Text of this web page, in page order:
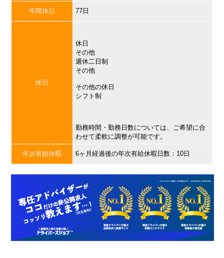
年間休日 77日
休日
休日
その他
週休二日制
その他
その他の休日
シフト制
勤務時間・勤務日数については、ご希望に合
わせて柔軟に調整が可能です。
年次有給休暇 6ヶ月経過後の年次有給休暇日数：10日